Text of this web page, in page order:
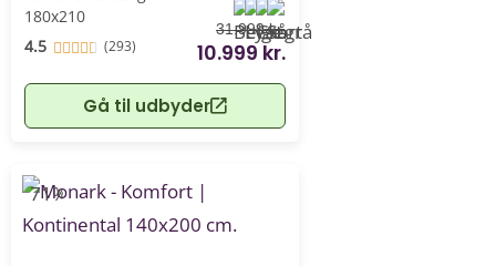
180x210
4.5
(293)
31.999 kr.
10.999 kr.
Gå til udbyder
-71%